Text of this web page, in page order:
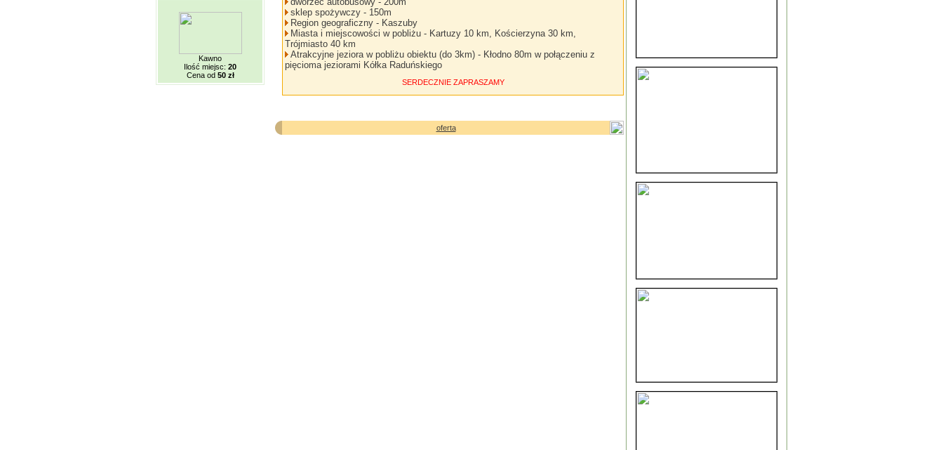
Kawno
Ilość miejsc: 20
Cena od 50 zł
sklep spożywczy - 150m
Region geograficzny - Kaszuby
Miasta i miejscowości w pobliżu - Kartuzy 10 km, Kościerzyna 30 km,
Trójmiasto 40 km
Atrakcyjne jeziora w pobliżu obiektu (do 3km) - Kłodno 80m w połączeniu z
pięcioma jeziorami Kółka Raduńskiego
SERDECZNIE ZAPRASZAMY
oferta